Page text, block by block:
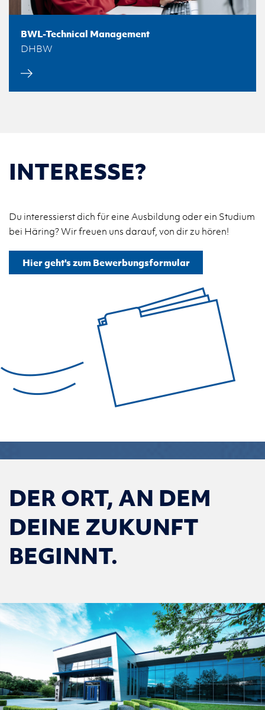
BWL-Technical Management
DHBW
INTERESSE?
Du interessierst dich für eine Ausbildung oder ein Studium
bei Häring? Wir freuen uns darauf, von dir zu hören!
Hier geht's zum Bewerbungsformular
DER ORT, AN DEM
DEINE ZUKUNFT
BEGINNT.